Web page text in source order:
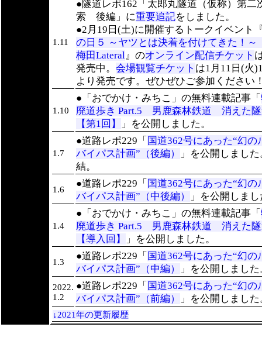
1.11
●隧道レポ162「太郎丸隧道（仮称）第二
索 後編」に重要追記をしました。
●2月19日(土)に開催するトークイベント
の日５ ～ヤツとは決着を付けてきた！
梅田Lateral』のオンライン配信チケット
発売中。 会場観覧チケット は1月11日(火
より発売です。ぜひぜひご参加ください
1.10
●「おでかけ・みちこ」の無料連載記事「
廃道歩き Part.5 男鹿森林鉄道 消えた
【第1回】
」を公開しました。
1.7
●道路レポ229「 国道362号にあった“幻の
バイパス計画”（後編）
」を公開しまし
結。
1.6
●道路レポ229「 国道362号にあった“幻の
バイパス計画”（中後編）
」を公開しま
1.4
●「おでかけ・みちこ」の無料連載記事「
廃道歩き Part.5 男鹿森林鉄道 消えた
【導入回】
」を公開しました。
1.3
●道路レポ229「 国道362号にあった“幻の
バイパス計画”（中編）
」を公開しました
2022.
1.2
●道路レポ229「 国道362号にあった“幻の
バイパス計画”（前編）
」を公開しました
↓2021年の更新履歴